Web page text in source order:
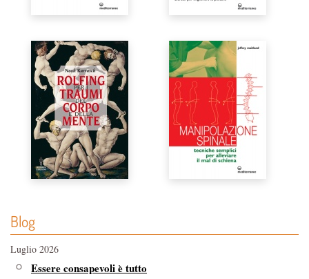
Blog
Luglio 2026
Essere consapevoli è tutto